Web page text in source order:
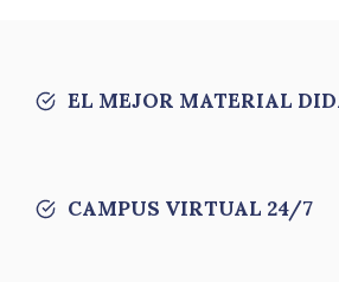
EL MEJOR MATERIAL
CAMPUS VIRTUAL 24/7